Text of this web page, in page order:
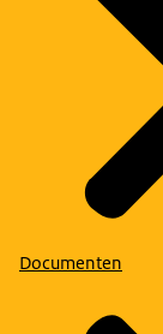
Documenten